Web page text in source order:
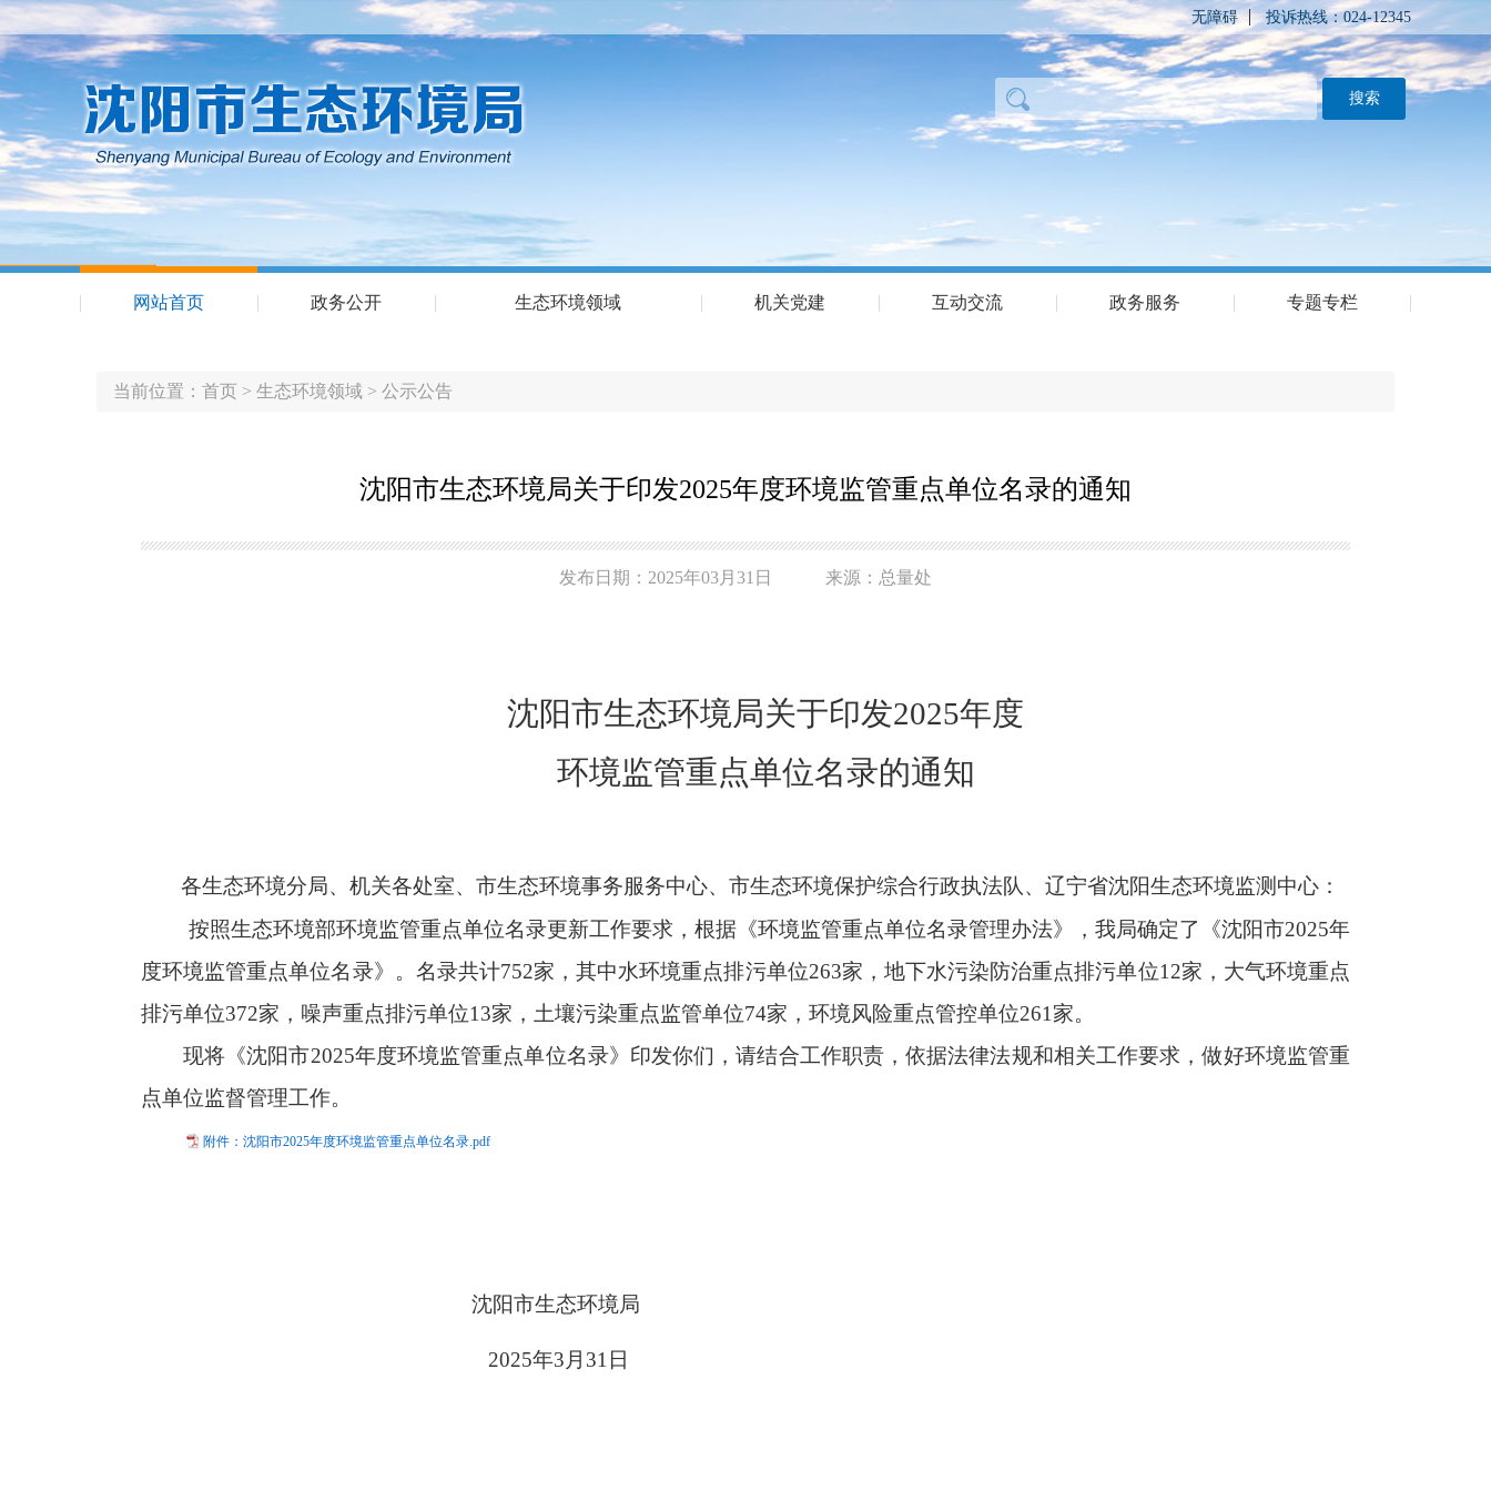
无障碍 投诉热线：024-12345
网站首页 政务公开 生态环境领域 机关党建 互动交流 政务服务 专题专栏
当前位置： 首页 > 生态环境领域 > 公示公告
沈阳市生态环境局关于印发2025年度环境监管重点单位名录的通知
发布日期：2025年03月31日 来源：总量处
沈阳市生态环境局关于印发2025年度
环境监管重点单位名录的通知
各生态环境分局、机关各处室、市生态环境事务服务中心、市生态环境保护综合行政执法队、辽宁省沈阳生态环境监测中心：
按照生态环境部环境监管重点单位名录更新工作要求，根据《环境监管重点单位名录管理办法》，我局确定了《沈阳市2025年
度环境监管重点单位名录》。名录共计752家，其中水环境重点排污单位263家，地下水污染防治重点排污单位12家，大气环境重点
排污单位372家，噪声重点排污单位13家，土壤污染重点监管单位74家，环境风险重点管控单位261家。
现将《沈阳市2025年度环境监管重点单位名录》印发你们，请结合工作职责，依据法律法规和相关工作要求，做好环境监管重
点单位监督管理工作。
附件：沈阳市2025年度环境监管重点单位名录.pdf
沈阳市生态环境局
2025年3月31日